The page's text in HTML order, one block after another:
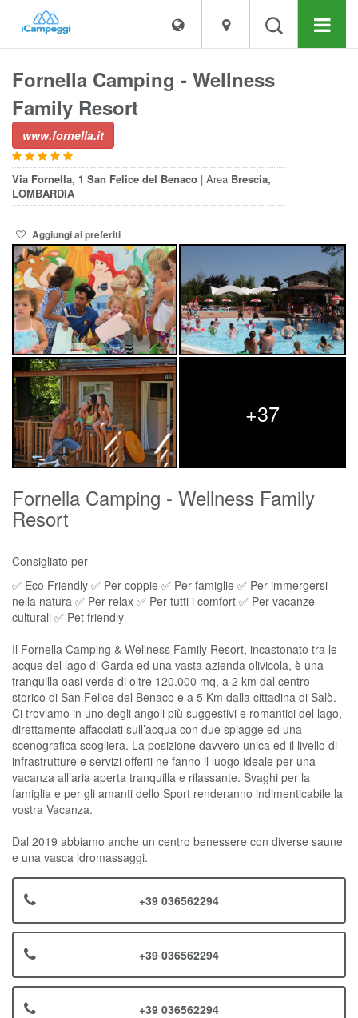
Fornella Camping - Wellness
Family Resort
www.fornella.it
Via Fornella, 1 San Felice del Benaco | Area Brescia,
LOMBARDIA
Aggiungi ai preferiti
+37
Fornella Camping - Wellness Family
Resort
Consigliato per
✅ Eco Friendly ✅ Per coppie ✅ Per famiglie ✅ Per immergersi
nella natura ✅ Per relax ✅ Per tutti i comfort ✅ Per vacanze
culturali ✅ Pet friendly
Il Fornella Camping & Wellness Family Resort, incastonato tra le
acque del lago di Garda ed una vasta azienda olivicola, è una
tranquilla oasi verde di oltre 120.000 mq, a 2 km dal centro
storico di San Felice del Benaco e a 5 Km dalla cittadina di Salò.
Ci troviamo in uno degli angoli più suggestivi e romantici del lago,
direttamente affacciati sull’acqua con due spiagge ed una
scenografica scogliera. La posizione davvero unica ed il livello di
infrastrutture e servizi offerti ne fanno il luogo ideale per una
vacanza all’aria aperta tranquilla e rilassante. Svaghi per la
famiglia e per gli amanti dello Sport renderanno indimenticabile la
vostra Vacanza.
Dal 2019 abbiamo anche un centro benessere con diverse saune
e una vasca idromassaggi.
+39 036562294
+39 036562294
+39 036562294